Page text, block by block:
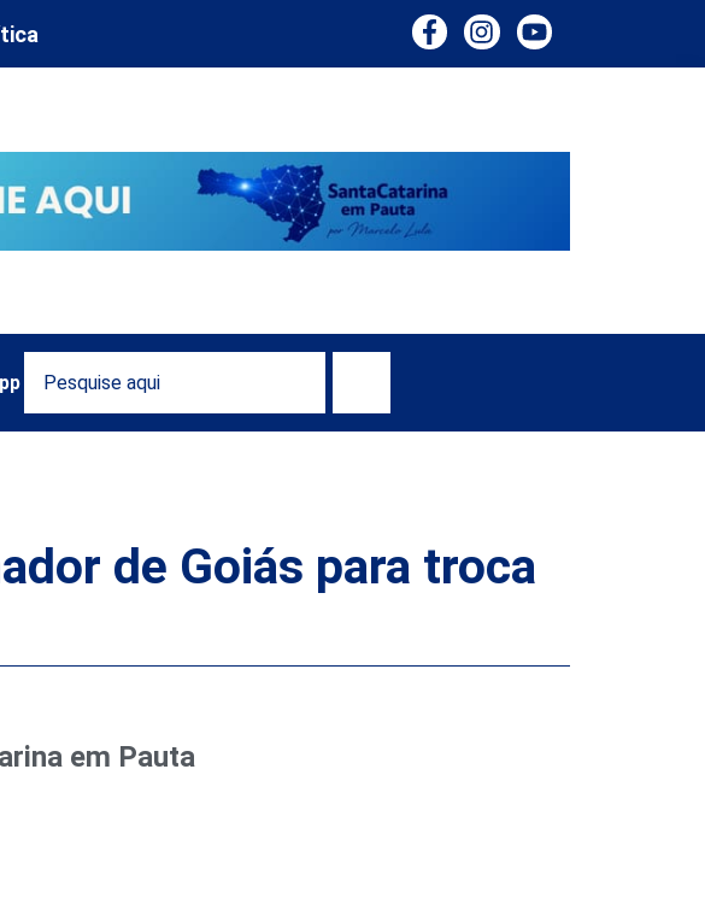
de Goiás para troca
em Pauta